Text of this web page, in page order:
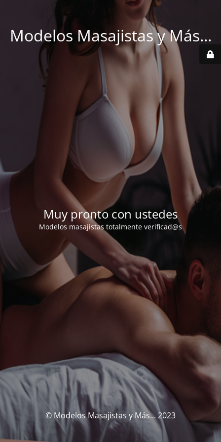
Modelos Masajistas y Más...
Muy pronto con ustedes
Modelos masajistas totalmente verificad@s
© Modelos Masajistas y Más... 2023